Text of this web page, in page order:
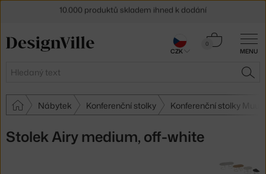
MENU
Hledat
0
Košík
Nábytek Konferenční stolky Konferenční stolky
Stolek Airy medium, off-white
30 dní na vrácení zbožíCZK